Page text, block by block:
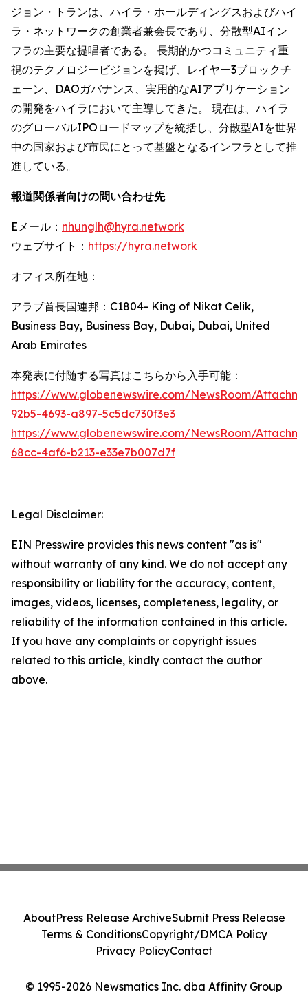
ジョン・トランは、ハイラ・ホールディングスおよびハイ
ラ・ネットワークの創業者兼会長であり、分散型AIイン
フラの主要な提唱者である。 長期的かつコミュニティ重
視のテクノロジービジョンを掲げ、レイヤー3ブロックチ
ェーン、DAOガバナンス、実用的なAIアプリケーション
の開発をハイラにおいて主導してきた。 現在は、ハイラ
のグローバルIPOロードマップを統括し、分散型AIを世界
中の国家および市民にとって基盤となるインフラとして推
進している。
報道関係者向けの問い合わせ先
Eメール： nhunglh@hyra.network
ウェブサイト： https://hyra.network
オフィス所在地：
アラブ首長国連邦：C1804- King of Nikat Celik,
Business Bay, Business Bay, Dubai, Dubai, United
Arab Emirates
本発表に付随する写真はこちらから入手可能：
https://www.globenewswire.com/NewsRoom/
92b5-4693-a897-5c5dc730f3e3
https://www.globenewswire.com/NewsRoom/
68cc-4af6-b213-e33e7b007d7f
Legal Disclaimer:
EIN Presswire provides this news content "as is"
without warranty of any kind. We do not accept any
responsibility or liability for the accuracy, content,
images, videos, licenses, completeness, legality, or
reliability of the information contained in this article.
If you have any complaints or copyright issues
related to this article, kindly contact the author
above.
© 1995-2026 Newsmatics Inc. dba Affinity Group
AboutPress Release ArchiveSubmit Press Release
Terms & ConditionsCopyright/DMCA Policy
Privacy PolicyContact